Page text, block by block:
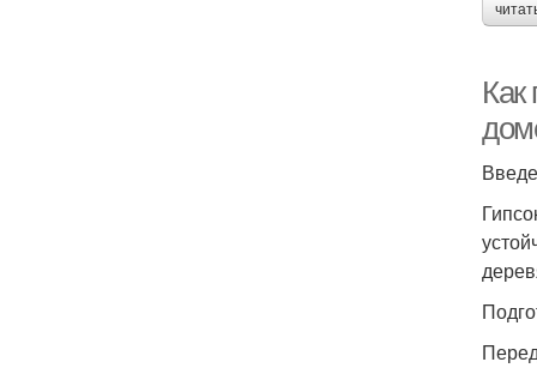
Как